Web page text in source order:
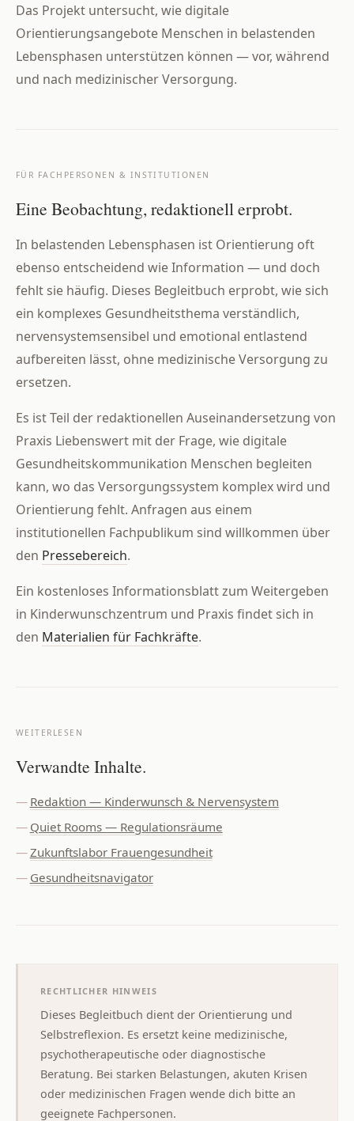
Das Projekt untersucht, wie digitale
Orientierungsangebote Menschen in belastenden
Lebensphasen unterstützen können — vor, während
und nach medizinischer Versorgung.
FÜR FACHPERSONEN & INSTITUTIONEN
Eine Beobachtung, redaktionell erprobt.
In belastenden Lebensphasen ist Orientierung oft
ebenso entscheidend wie Information — und doch
fehlt sie häufig. Dieses Begleitbuch erprobt, wie sich
ein komplexes Gesundheitsthema verständlich,
nervensystemsensibel und emotional entlastend
aufbereiten lässt, ohne medizinische Versorgung zu
ersetzen.
Es ist Teil der redaktionellen Auseinandersetzung von
Praxis Liebenswert mit der Frage, wie digitale
Gesundheitskommunikation Menschen begleiten
kann, wo das Versorgungssystem komplex wird und
Orientierung fehlt. Anfragen aus einem
institutionellen Fachpublikum sind willkommen über
den Pressebereich.
Ein kostenloses Informationsblatt zum Weitergeben
in Kinderwunschzentrum und Praxis findet sich in
den Materialien für Fachkräfte.
WEITERLESEN
Verwandte Inhalte.
Redaktion — Kinderwunsch & Nervensystem
Quiet Rooms — Regulationsräume
Zukunftslabor Frauengesundheit
Gesundheitsnavigator
RECHTLICHER HINWEIS
Dieses Begleitbuch dient der Orientierung und
Selbstreflexion. Es ersetzt keine medizinische,
psychotherapeutische oder diagnostische
Beratung. Bei starken Belastungen, akuten Krisen
oder medizinischen Fragen wende dich bitte an
geeignete Fachpersonen.